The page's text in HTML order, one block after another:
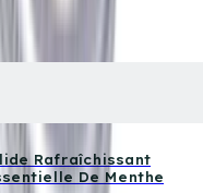
Rafraîchissant
De Menthe